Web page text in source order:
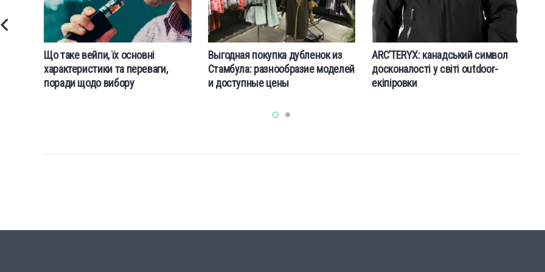
Що таке вейпи, їх основні
характеристики та переваги,
поради щодо вибору
Выгодная покупка дубленок из
Стамбула: разнообразие моделей
и доступные цены
ARC’TERYX: канадський символ
досконалості у світі outdoor-
екіпіровки